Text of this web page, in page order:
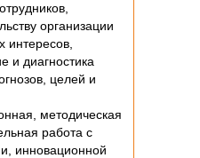
организации
интересов,
и диагностика
целей и
методическая
работа с
инновационной